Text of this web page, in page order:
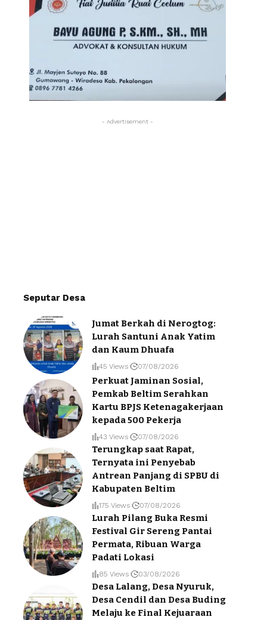
- Advertisement -
Seputar Desa
Jumat Berkah di Nerogtog:
Lurah Santuni Anak Yatim
dan Kaum Dhuafa
45 Views 07/08/2026
Perkuat Jaminan Sosial,
Pemkab Beltim Serahkan
Kartu BPJS Ketenagakerjaan
kepada 500 Pekerja
43 Views 07/08/2026
Terungkap saat Rapat,
Ternyata ini Penyebab
Antrean Panjang di SPBU di
Kabupaten Beltim
175 Views 07/08/2026
Lurah Pilang Buka Resmi
Festival Gir Sereng Pantai
Permata, Ribuan Warga
Padati Lokasi
85 Views 03/08/2026
Desa Lalang, Desa Nyuruk,
Desa Cendil dan Desa Buding
Melaju ke Final Kejuaraan